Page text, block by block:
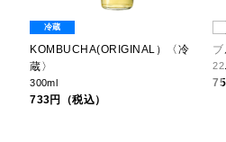
冷蔵
KOMBUCHA(ORIGINAL）〈冷
蔵〉
300ml
733円（税込）